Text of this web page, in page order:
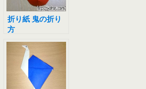
折り紙 鬼の折り
方